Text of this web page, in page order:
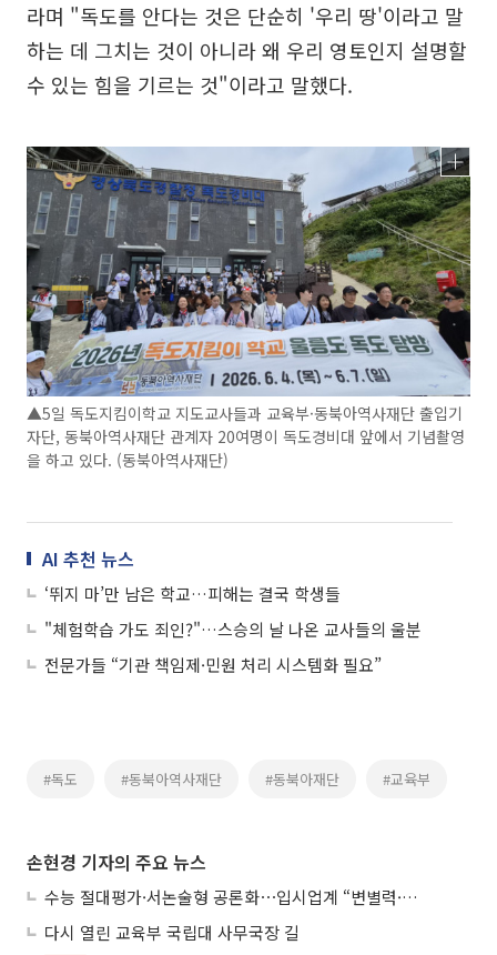
라며 "독도를 안다는 것은 단순히 '우리 땅'이라고 말
하는 데 그치는 것이 아니라 왜 우리 영토인지 설명할
수 있는 힘을 기르는 것"이라고 말했다.
▲5일 독도지킴이학교 지도교사들과 교육부·동북아역사재단 출입기
자단, 동북아역사재단 관계자 20여명이 독도경비대 앞에서 기념촬영
을 하고 있다. (동북아역사재단)
AI 추천 뉴스
‘뛰지 마’만 남은 학교…피해는 결국 학생들
"체험학습 가도 죄인?"…스승의 날 나온 교사들의 울분
전문가들 “기관 책임제·민원 처리 시스템화 필요”
#독도 #동북아역사재단 #동북아재단 #교육부
손현경 기자의 주요 뉴스
수능 절대평가·서논술형 공론화⋯입시업계 “변별력·사교육 대책 먼저”
다시 열린 교육부 국립대 사무국장 길